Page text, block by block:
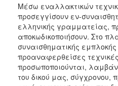
Μέσω εναλλακτικών
προσεγγίσουν εν-
ελληνικής γραμματείας,
αποκωδικοποιήσουν. Στο
συναισθηματικής
προαναφερθείσες
προσωποποιούνται,
του δικού μας, σύγχρονου,